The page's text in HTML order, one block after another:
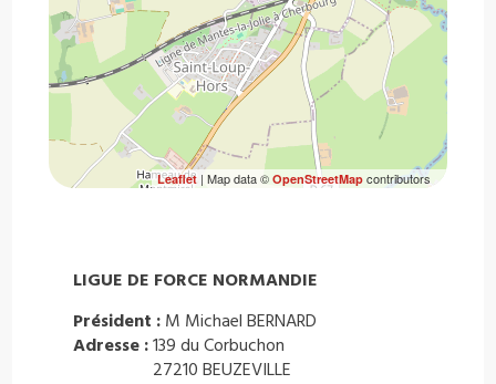
Leaflet| Map data © OpenStreetMapcontributors
LIGUE DE FORCE NORMANDIE
Président : M Michael BERNARD
Adresse :139 du Corbuchon
27210 BEUZEVILLE